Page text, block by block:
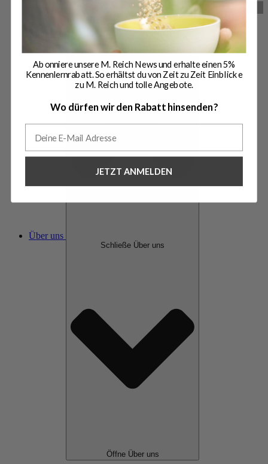
Reformprodukt des Jahres 2024
Zum Magazin
Über uns
Schließe Über uns
Öffne Über uns
Abonniere unsere M. Reich News und erhalte einen 5%
Kennenlernrabatt. So erhältst du von Zeit zu Zeit Einblicke
zu M. Reich und tolle Angebote.
Wo dürfen wir den Rabatt hinsenden?
JETZT ANMELDEN